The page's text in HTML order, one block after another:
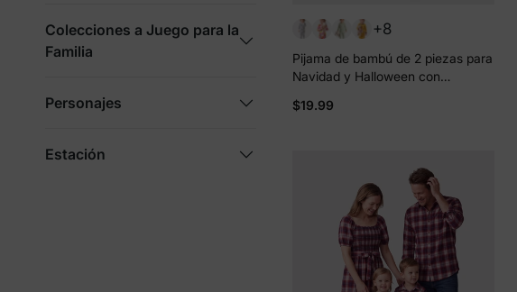
Colecciones a Juego para la
Familia
Personajes
Estación
+8
Pijama de bambú de 2 piezas para
Navidad y Halloween con
niño pequeño (ajustado), color
$19.99